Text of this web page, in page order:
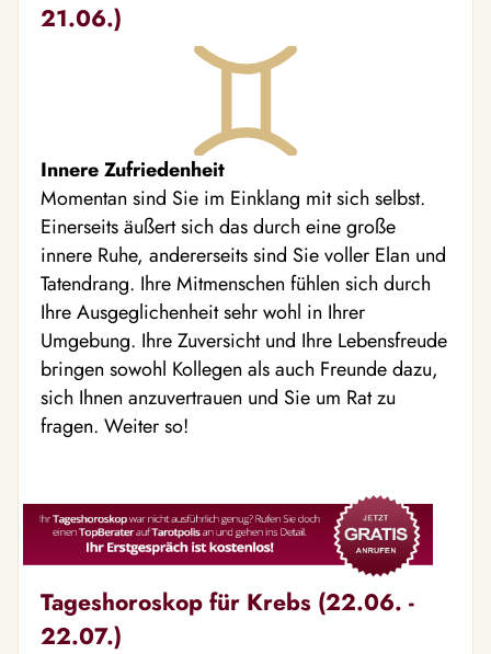
21.06.)
Innere Zufriedenheit
Momentan sind Sie im Einklang mit sich selbst.
Einerseits äußert sich das durch eine große
innere Ruhe, andererseits sind Sie voller Elan und
Tatendrang. Ihre Mitmenschen fühlen sich durch
Ihre Ausgeglichenheit sehr wohl in Ihrer
Umgebung. Ihre Zuversicht und Ihre Lebensfreude
bringen sowohl Kollegen als auch Freunde dazu,
sich Ihnen anzuvertrauen und Sie um Rat zu
fragen. Weiter so!
Tageshoroskop für Krebs (22.06. -
22.07.)